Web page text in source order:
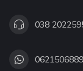
038
0621506889